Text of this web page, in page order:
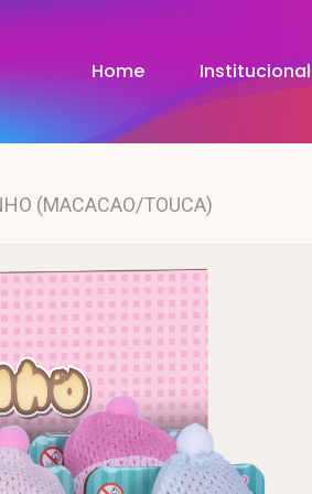
Home Institucional
(MACACAO/TOUCA)